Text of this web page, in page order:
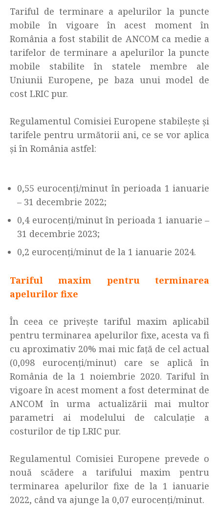
Tariful de terminare a apelurilor la puncte
mobile în vigoare în acest moment în
România a fost stabilit de ANCOM ca medie a
tarifelor de terminare a apelurilor la puncte
mobile stabilite în statele membre ale
Uniunii Europene, pe baza unui model de
cost LRIC pur.
Regulamentul Comisiei Europene stabilește și
tarifele pentru următorii ani, ce se vor aplica
și în România astfel:
0,55 eurocenți/minut în perioada 1 ianuarie
– 31 decembrie 2022;
0,4 eurocenți/minut în perioada 1 ianuarie –
31 decembrie 2023;
0,2 eurocenți/minut de la 1 ianuarie 2024.
Tariful maxim pentru terminarea
apelurilor fixe
În ceea ce privește tariful maxim aplicabil
pentru terminarea apelurilor fixe, acesta va fi
cu aproximativ 20% mai mic față de cel actual
(0,098 eurocenți/minut) care se aplică în
România de la 1 noiembrie 2020. Tariful în
vigoare în acest moment a fost determinat de
ANCOM în urma actualizării mai multor
parametri ai modelului de calculaţie a
costurilor de tip LRIC pur.
Regulamentul Comisiei Europene prevede o
nouă scădere a tarifului maxim pentru
terminarea apelurilor fixe de la 1 ianuarie
2022, când va ajunge la 0,07 eurocenți/minut.